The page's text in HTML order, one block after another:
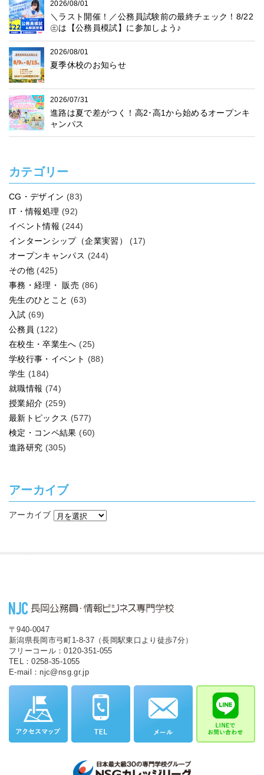
2026/08/01
＼ラスト開催！／公務員試験前の最終チェック！8/22
㊏は【公務員模試】に参加しよう♪
2026/08/01
夏季休校のお知らせ
2026/07/31
進路は夏で差がつく！高2･高1から始めるオープンキ
ャンパス
カテゴリー
CG・デザイン (83)
IT・情報処理 (92)
イベント情報 (244)
インターンシップ（企業実習）
(17)
オープンキャンパス (244)
その他 (425)
事務・経理・ 販売 (86)
先生のひとこと (63)
入試 (69)
公務員 (122)
在校生・卒業生へ (25)
学校行事・イベント (88)
学生 (184)
就職情報 (74)
授業紹介 (259)
最新トピックス (577)
検定・コンペ結果 (60)
進路研究 (305)
アーカイブ
アーカイブ
〒940-0047
新潟県長岡市弓町1-8-37（長岡駅東口より徒歩7分）
フリーコール：0120-351-055
TEL：0258-35-1055
E-mail：njc@nsg.gr.jp